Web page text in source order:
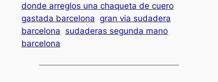
donde arreglos una chaqueta de cuero
gastada barcelona gran via sudadera
barcelona sudaderas segunda mano
barcelona